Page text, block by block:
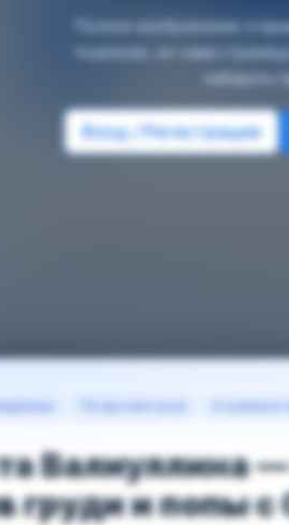
Полное изображение
подписке, но сама
набирать
Вход / Регистрация
76 просмотров 0
Валиуллина
груди и попы с